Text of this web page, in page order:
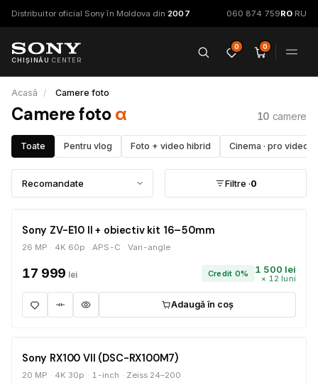
Distribuitor oficial Sony în Moldova din 2007 060 874 759RO·RU
CHIȘINĂU CENTER
0 0
Acasă / Camere foto
Camere fotoα 10
Toate Pentru vlog Foto + video hibrid Cinema · pro video
Filtre ·0
ÎN STOC
Sony ZV-E10 II + obiectiv kit 16–50mm
26 MP 4K 60p APS-C Vari-angle
17 999 lei Credit 0% 1 500 lei
× 12 luni
Adaugă în coș
ÎN STOC
Sony RX100 VII (DSC-RX100M7)
20 MP 4K 30p 1-inch Zeiss 24–200